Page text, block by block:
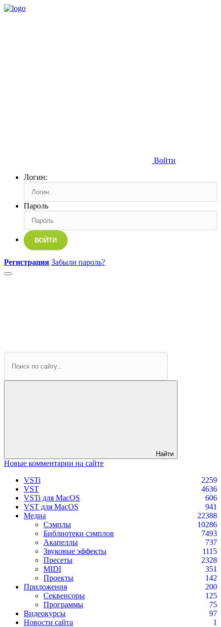
Войти
Логин:
Пароль
ВОЙТИ
Регистрация Забыли пароль?
Найти
Новые комментарии на сайте
VSTi
2259
VST
4636
VSTi для MacOS
606
VST для MacOS
941
Медиа
22388
Сэмплы
10286
Библиотеки сэмплов
7493
Акапеллы
737
Звуковые эффекты
1115
Пресеты
2328
MIDI
351
Проекты
142
Приложения
200
Секвенсоры
125
Программы
75
Видеокурсы
97
Новости сайта
1